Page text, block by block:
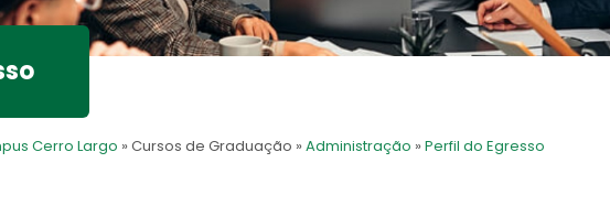
Cerro Largo » Cursos de Graduação » Administração » Perfil do Egresso